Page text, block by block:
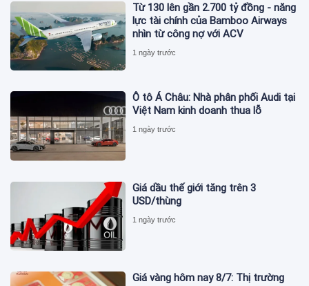
Từ 130 lên gần 2.700 tỷ đồng - năng
lực tài chính của Bamboo Airways
nhìn từ công nợ với ACV
1 ngày trước
Ô tô Á Châu: Nhà phân phối Audi tại
Việt Nam kinh doanh thua lỗ
1 ngày trước
Giá dầu thế giới tăng trên 3
USD/thùng
1 ngày trước
Giá vàng hôm nay 8/7: Thị trường